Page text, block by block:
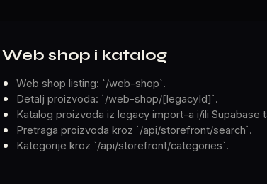
Web shop i katalog
Web shop listing: `/web-shop`.
Detalj proizvoda: `/web-shop/[legacyId]`.
Katalog proizvoda iz legacy import-a i/ili Supabase
Pretraga proizvoda kroz `/api/storefront/search`.
Kategorije kroz `/api/storefront/categories`.